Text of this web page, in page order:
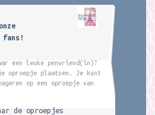
fans!
een leuke penvriend(in)?
oproepje plaatsen. Je kunt
op een oproepje van
de oproepjes